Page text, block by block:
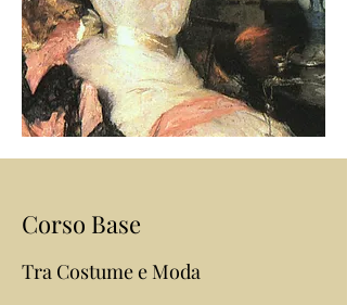
Corso Base
Tra Costume e Moda